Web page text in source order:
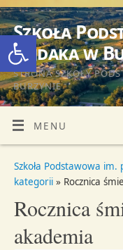
Otwórz
Szkoła
Sajdaka w
STRONA SZKOŁY
BURZYNIE
MENU
Szkoła Podstawowa
kategorii » Rocznica
Rocznica
akademia